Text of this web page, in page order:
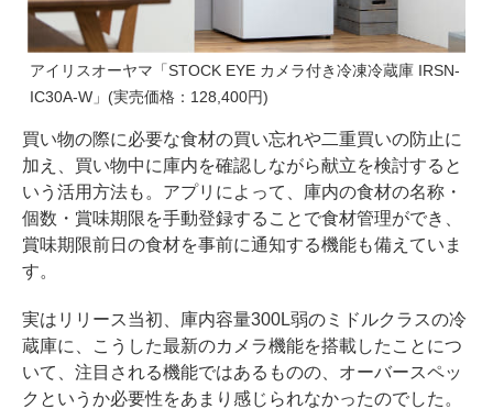
アイリスオーヤマ「STOCK EYE カメラ付き冷凍冷蔵庫 IRSN-
IC30A-W」(実売価格：128,400円)
買い物の際に必要な食材の買い忘れや二重買いの防止に
加え、買い物中に庫内を確認しながら献立を検討すると
いう活用方法も。アプリによって、庫内の食材の名称・
個数・賞味期限を手動登録することで食材管理ができ、
賞味期限前日の食材を事前に通知する機能も備えていま
す。
実はリリース当初、庫内容量300L弱のミドルクラスの冷
蔵庫に、こうした最新のカメラ機能を搭載したことにつ
いて、注目される機能ではあるものの、オーバースペッ
クというか必要性をあまり感じられなかったのでした。